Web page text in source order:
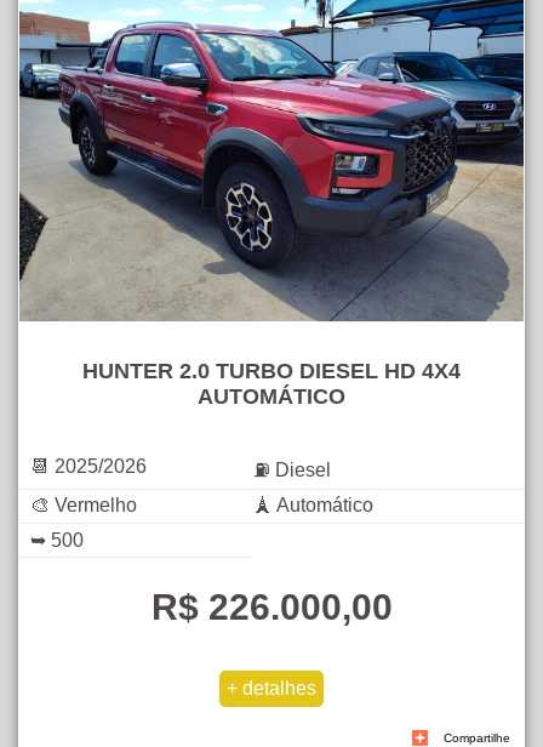
HUNTER 2.0 TURBO DIESEL HD 4X4
AUTOMÁTICO
📆 2025/2026
⛽ Diesel
🎨 Vermelho
🗼 Automático
➥ 500
R$ 226.000,00
Compartilhe